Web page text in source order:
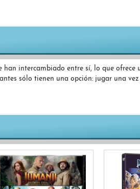
intercambiado entre sí, lo que ofrece
sólo tienen una opción: jugar una